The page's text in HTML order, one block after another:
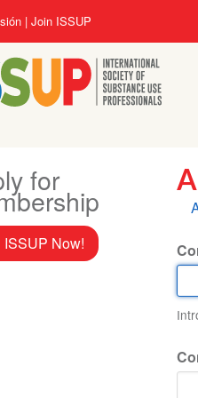
Join ISSUP
for
ISSUP Now!